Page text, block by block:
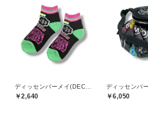
￥2,640 ￥6,050